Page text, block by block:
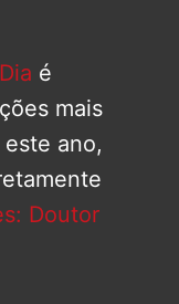
é
mais
ano,
Doutor